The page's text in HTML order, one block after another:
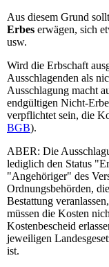
Aus diesem Grund
Erbes erwägen, sich
usw.
Wird die Erbschaft
Ausschlagenden als
Ausschlagung macht
endgültigen Nicht-
verpflichtet sein, die
BGB).
ABER: Die
lediglich den Status
"Angehöriger" des
Ordnungsbehörden,
Bestattung
müssen die Kosten
Kostenbescheid
jeweiligen
ist.